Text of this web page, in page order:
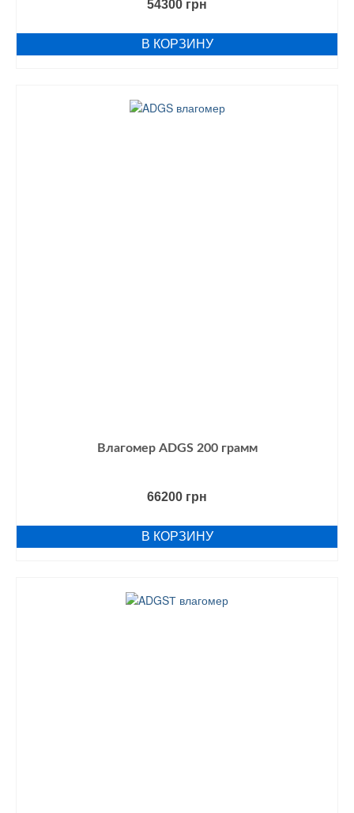
54300 грн
В КОРЗИНУ
Влагомер ADGS 200 грамм
66200 грн
В КОРЗИНУ